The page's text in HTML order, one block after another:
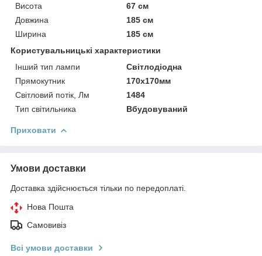
Висота
67 см
Довжина
185 см
Ширина
185 см
Користувальницькі характеристики
Інший тип лампи
Світлодіодна
Прямокутник
170х170мм
Світловий потік, Лм
1484
Тип світильника
Вбудовуваний
Приховати
Умови доставки
Доставка здійснюється тільки по передоплаті.
Нова Пошта
Самовивіз
Всі умови доставки